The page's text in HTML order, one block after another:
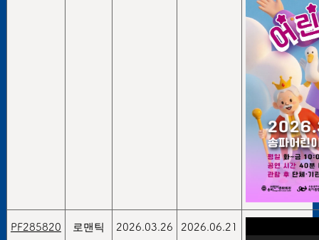
PF285820
로맨틱
2026.03.26 2026.06.21